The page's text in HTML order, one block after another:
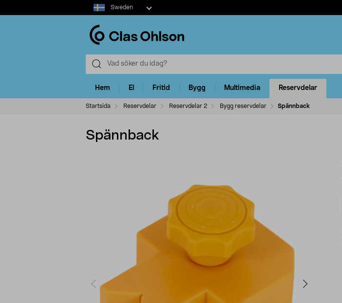
Select
market
Sweden
Hem El Fritid Bygg Multimedia Reservdelar
Startsida Reservdelar Reservdelar 2 Bygg reservdelar Spännback
Spännback